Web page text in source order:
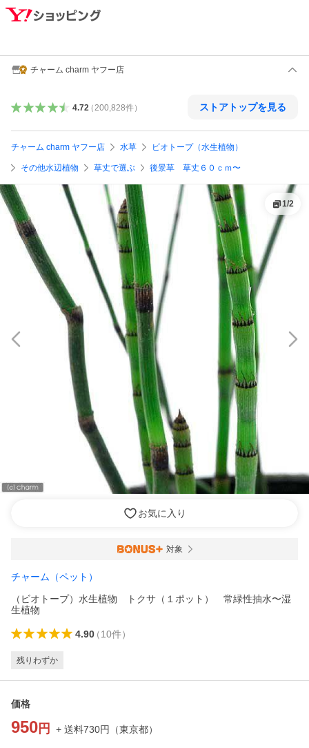
チャーム charm ヤフー店
4.72（ 200,828件） ストアトップを見る
チャーム charm ヤフー店 水草 ビオトープ（水生植物）
その他水辺植物 草丈で選ぶ 後景草 草丈６０ｃｍ〜
1/2
お気に入り
対象
チャーム（ペット）
（ビオトープ）水生植物 トクサ（１ポット） 常緑性抽水〜湿
生植物
4.90（10件）
残りわずか
価格
950 円 + 送料730円 （東京都）